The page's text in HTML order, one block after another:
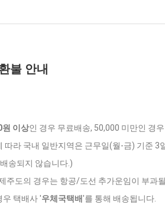
불 안내
이상인 경우 무료배송, 50,000 미만인 경
따라 국내 일반지역은 근무일(월-금) 기준
송되지 않습니다.)
주도의 경우는 항공/도선 추가운임이 부과
우 택배사 '우체국택배'를 통해 배송됩니다.